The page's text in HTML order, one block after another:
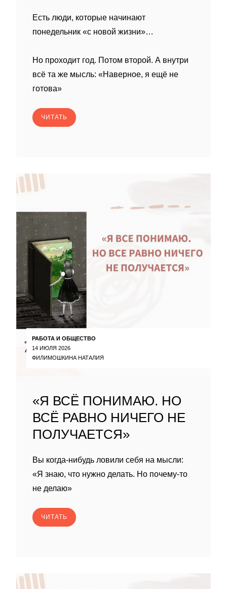
Есть люди, которые начинают
понедельник «с новой жизни»…
Но проходит год. Потом второй. А внутри
всё та же мысль: «Наверное, я ещё не
готова»
ЧИТАТЬ
РАБОТА И ОБЩЕСТВО
14 ИЮЛЯ 2026
ФИЛИМОШКИНА НАТАЛИЯ
«Я ВСЁ ПОНИМАЮ. НО
ВСЁ РАВНО НИЧЕГО НЕ
ПОЛУЧАЕТСЯ»
Вы когда-нибудь ловили себя на мысли:
«Я знаю, что нужно делать. Но почему-то
не делаю»
ЧИТАТЬ